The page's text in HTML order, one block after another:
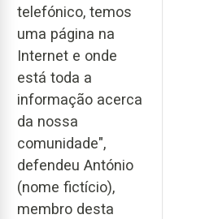
telefónico, temos
uma página na
Internet e onde
está toda a
informação acerca
da nossa
comunidade",
defendeu António
(nome fictício),
membro desta